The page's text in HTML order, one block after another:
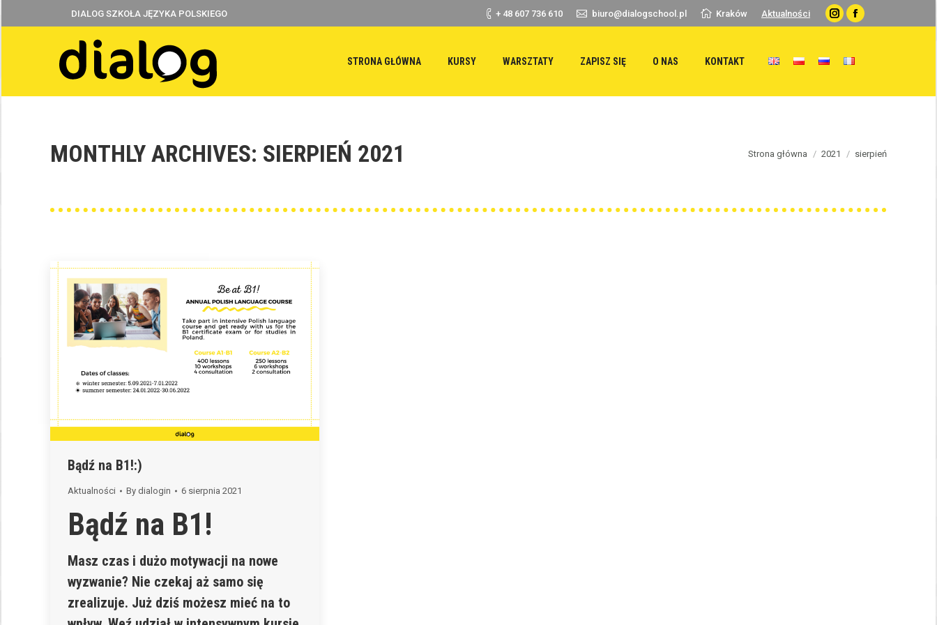
DIALOG SZKOŁA JĘZYKA POLSKIEGO + 48 607 736 610 biuro@dialogschool.pl Kraków Aktualności
InstagramFacebook
STRONA GŁÓWNA KURSY WARSZTATY ZAPISZ SIĘ O NAS KONTAKT
MONTHLY ARCHIVES: SIERPIEŃ 2021 Strona główna 2021 sierpień
Bądź na B1!:)
Aktualności By dialogin 6 sierpnia 2021
Bądź na B1!
Masz czas i dużo motywacji na nowe
wyzwanie? Nie czekaj aż samo się
zrealizuje. Już dziś możesz mieć na to